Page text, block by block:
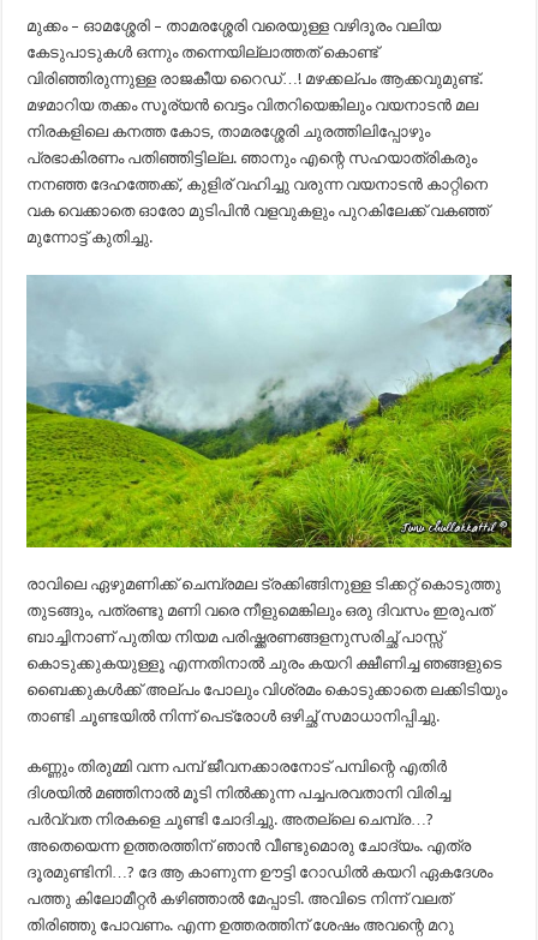
മുക്കം – ഓമശ്ശേരി – താമരശ്ശേരി വരെയുള്ള വഴിദൂരം വലിയ
കേടുപാടുകൾ ഒന്നും തന്നെയില്ലാത്തത് കൊണ്ട്
വിരിഞ്ഞിരുന്നുള്ള രാജകീയ റൈഡ്…! മഴക്കല്പം ആക്കവുമുണ്ട്.
മഴമാറിയ തക്കം സൂര്യൻ വെട്ടം വിതറിയെങ്കിലും വയനാടൻ മല
നിരകളിലെ കനത്ത കോട, താമരശ്ശേരി ചുരത്തിലിപ്പോഴും
പ്രഭാകിരണം പതിഞ്ഞിട്ടില്ല. ഞാനും എന്റെ സഹയാത്രികരും
നനഞ്ഞ ദേഹത്തേക്ക്, കുളിര് വഹിച്ചു വരുന്ന വയനാടൻ കാറ്റിനെ
വക വെക്കാതെ ഓരോ മുടിപിൻ വളവുകളും പുറകിലേക്ക് വകഞ്ഞ്
മുന്നോട്ട് കുതിച്ചു.
രാവിലെ ഏഴുമണിക്ക് ചെമ്പ്രമല ട്രക്കിങ്ങിനുള്ള ടിക്കറ്റ് കൊടുത്തു
തുടങ്ങും, പത്രണ്ടു മണി വരെ നീളുമെങ്കിലും ഒരു ദിവസം ഇരുപത്
ബാച്ചിനാണ് പുതിയ നിയമ പരിഷ്ക്കരണങ്ങളനുസരിച്ഛ് പാസ്സ്
കൊടുക്കുകയുള്ളൂ എന്നതിനാൽ ചുരം കയറി ക്ഷീണിച്ച ഞങ്ങളുടെ
ബൈക്കുകൾക്ക് അല്പം പോലും വിശ്രമം കൊടുക്കാതെ ലക്കിടിയും
താണ്ടി ചൂണ്ടയിൽ നിന്ന് പെട്രോൾ ഒഴിച്ഛ് സമാധാനിപ്പിച്ചു.
കണ്ണും തിരുമ്മി വന്ന പമ്പ് ജീവനക്കാരനോട് പമ്പിന്റെ എതിർ
ദിശയിൽ മഞ്ഞിനാൽ മൂടി നിൽക്കുന്ന പച്ചപരവതാനി വിരിച്ച
പർവ്വത നിരകളെ ചൂണ്ടി ചോദിച്ചു. അതല്ലെ ചെമ്പ്ര…?
അതെയെന്ന ഉത്തരത്തിന് ഞാൻ വീണ്ടുമൊരു ചോദ്യം. എത്ര
ദൂരമുണ്ടിനി…? ദേ ആ കാണുന്ന ഊട്ടി റോഡിൽ കയറി ഏകദേശം
പത്തു കിലോമീറ്റർ കഴിഞ്ഞാൽ മേപ്പാടി. അവിടെ നിന്ന് വലത്
തിരിഞ്ഞു പോവണം. എന്ന ഉത്തരത്തിന് ശേഷം അവന്റെ മറു